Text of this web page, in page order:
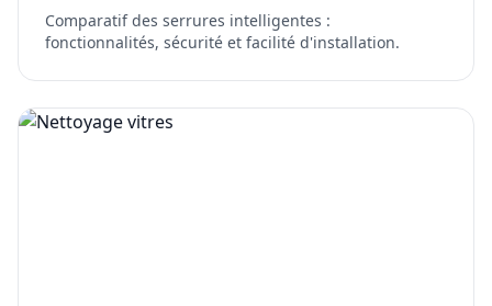
Comparatif des serrures intelligentes :
fonctionnalités, sécurité et facilité d'installation.